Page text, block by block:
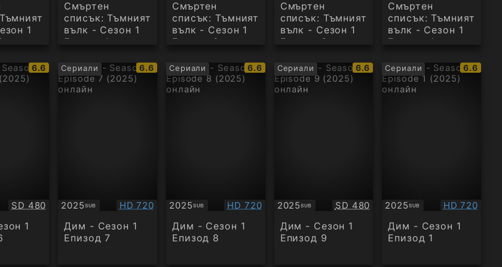
1
Смъртен
списък: Тъмният
вълк - Сезон 1
Епизод 1
Смъртен
списък: Тъмният
вълк - Сезон 1
Епизод 2
Смъртен
списък: Тъмният
вълк - Сезон 1
Епизод 3
Смъртен
списък: Тъмният
вълк - Сезон 1
Епизод 4
IMDb
рейтинг:
6.6
Качество:
SD 480
1
Сериали
IMDb
рейтинг:
6.6
2025SUB
Субтитри Качество:
HD 720
Дим - Сезон 1
Епизод 7
Сериали
IMDb
рейтинг:
6.6
2025SUB
Субтитри Качество:
HD 720
Дим - Сезон 1
Епизод 8
Сериали
IMDb
рейтинг:
6.6
2025SUB
Субтитри Качество:
SD 480
Дим - Сезон 1
Епизод 9
Сериали
IMDb
6.6
2025SUB
Субтитри Качество:
HD 720
Дим - Сезон 1
Епизод 1